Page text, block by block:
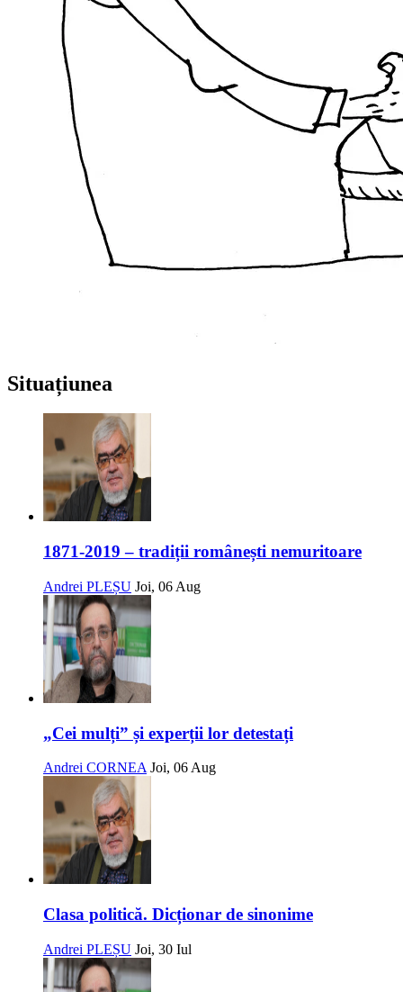
Situațiunea
1871-2019 – tradiții românești nemuritoare
Andrei PLEȘU Joi, 06 Aug
„Cei mulți” și experții lor detestați
Andrei CORNEA Joi, 06 Aug
Clasa politică. Dicționar de sinonime
Andrei PLEȘU Joi, 30 Iul